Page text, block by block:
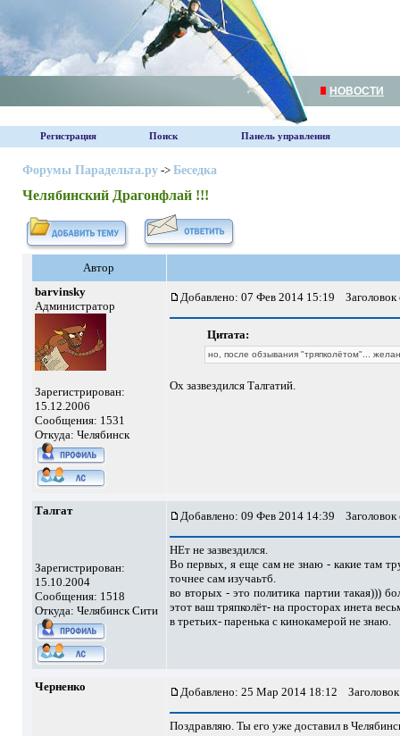
НОВОСТИ
Регистрация Поиск Панель управления
Форумы Парадельта.ру-> Беседка
Челябинский Драгонфлай !!!
Автор
barvinsky
Администратор
Зарегистрирован:
15.12.2006
Сообщения: 1531
Откуда: Челябинск
Добавлено: 07 Фев 2014 15:19
Цитата:
но, после обзывания "тряпколётом"...
Ох зазвездился Талгатий.
Талгат
Зарегистрирован:
15.10.2004
Сообщения: 1518
Откуда: Челябинск Сити
Добавлено: 09 Фев 2014 14:39
НЕт не зазвездился.
Во первых, я еще сам не знаю - какие там
точнее сам изучаьтб.
во вторых - это политика партии такая)))
этот ваш тряпколёт- на просторах инета
в третьих- паренька с кинокамерой не знаю.
Черненко Добавлено: 25 Мар 2014 18:12
Поздравляю. Ты его уже доставил в